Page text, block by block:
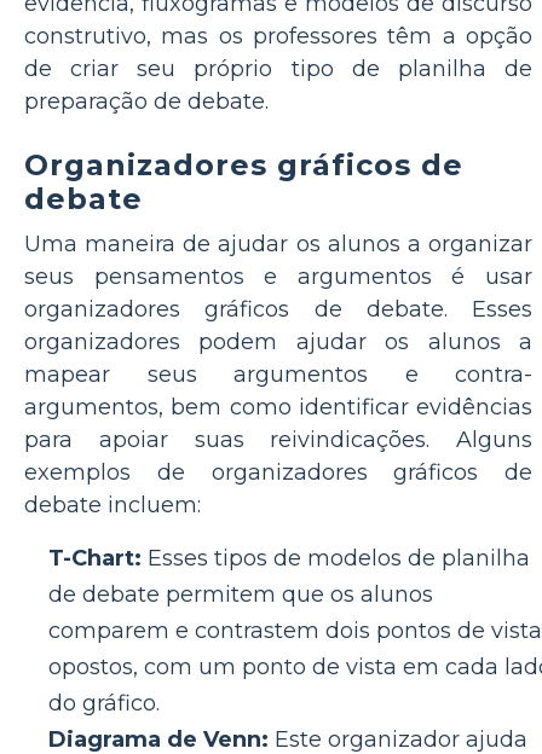
construtivo, mas os professores têm a opção
de criar seu próprio tipo de planilha de
preparação de debate.
Organizadores gráficos de
debate
Uma maneira de ajudar os alunos a organizar
seus pensamentos e argumentos é usar
organizadores gráficos de debate. Esses
organizadores podem ajudar os alunos a
mapear seus argumentos e contra-
argumentos, bem como identificar evidências
para apoiar suas reivindicações. Alguns
exemplos de organizadores gráficos de
debate incluem:
T-Chart: Esses tipos de modelos de planilha
de debate permitem que os alunos
comparem e contrastem dois pontos de vista
opostos, com um ponto de vista em cada
do gráfico.
Diagrama de Venn: Este organizador ajuda